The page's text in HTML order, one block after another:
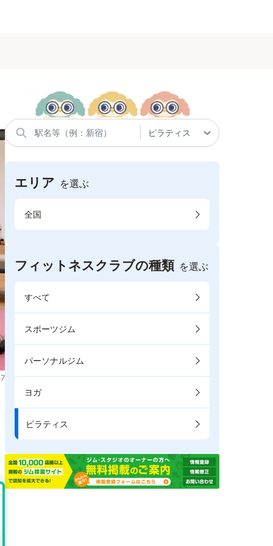
エリア を選ぶ
全国
フィットネスクラブの種類 を選ぶ
すべて
スポーツジム
パーソナルジム
ヨガ
ピラティス